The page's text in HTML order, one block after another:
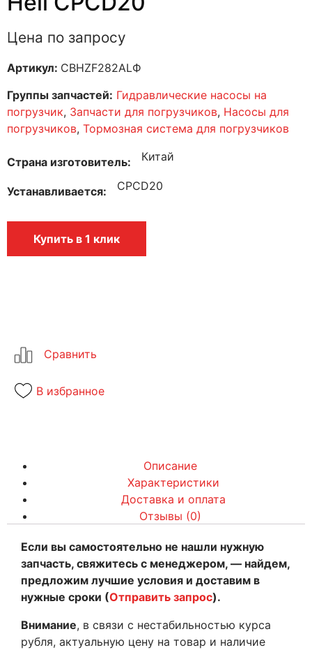
Цена по запросу
Артикул: CBHZF282ALФ
Группы запчастей: Гидравлические насосы на
погрузчик, Запчасти для погрузчиков, Насосы для
погрузчиков, Тормозная система для погрузчиков
Страна изготовитель Китай
Устанавливается CPCD20
Купить в 1 клик
В избранное
Описание
Характеристики
Доставка и оплата
Отзывы (0)
Если вы самостоятельно не нашли нужную
запчасть, свяжитесь с менеджером, — найдем,
предложим лучшие условия и доставим в
нужные сроки (Отправить запрос).
Внимание, в связи с нестабильностью курса
рубля, актуальную цену на товар и наличие